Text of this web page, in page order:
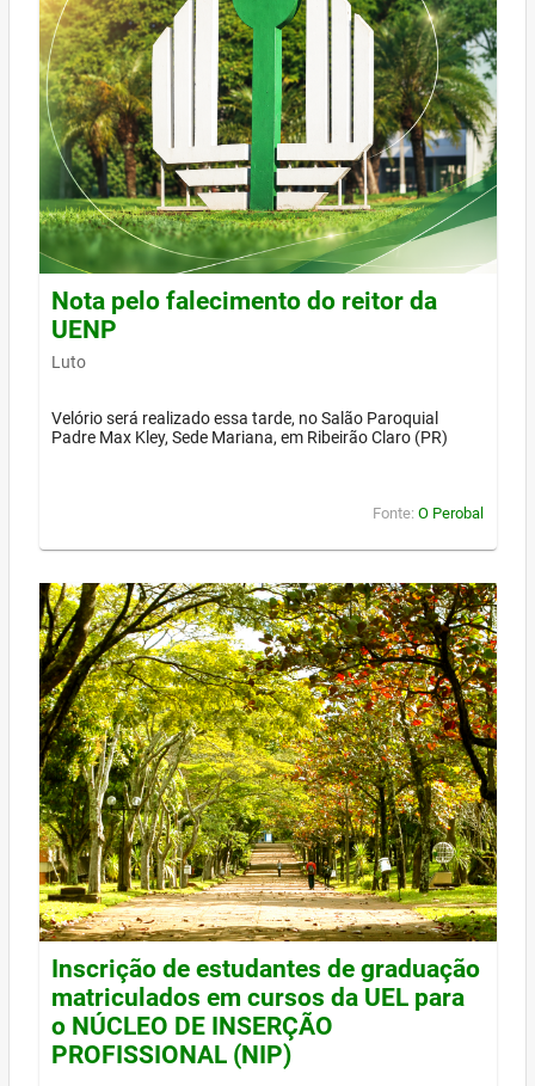
Nota pelo falecimento do reitor da
UENP
Luto
Velório será realizado essa tarde, no Salão Paroquial
Padre Max Kley, Sede Mariana, em Ribeirão Claro (PR)
Fonte: O Perobal
Inscrição de estudantes de graduação
matriculados em cursos da UEL para
o NÚCLEO DE INSERÇÃO
PROFISSIONAL (NIP)